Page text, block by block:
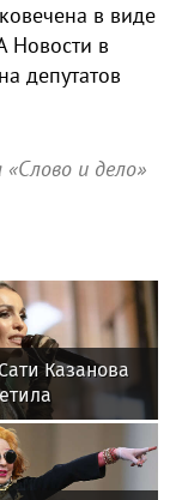
в виде
Новости в
депутатов
и дело»
Казанова
чистое,
имя своей